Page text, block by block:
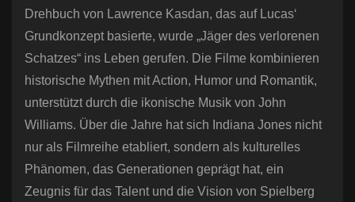
Drehbuch von Lawrence Kasdan, das auf Lucas‘
Grundkonzept basierte, wurde „Jäger des verlorenen
Schatzes“ ins Leben gerufen. Die Filme kombinieren
historische Mythen mit Action, Humor und Romantik,
unterstützt durch die ikonische Musik von John
Williams. Über die Jahre hat sich Indiana Jones nicht
nur als Filmreihe etabliert, sondern als kulturelles
Phänomen, das Generationen geprägt hat, ein
Zeugnis für das Talent und die Vision von Spielberg